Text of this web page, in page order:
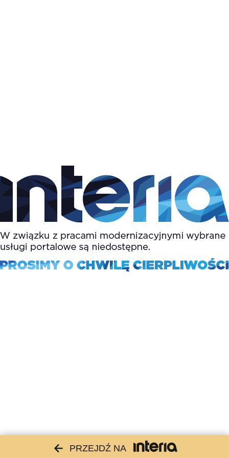
PRZEJDŹ NA